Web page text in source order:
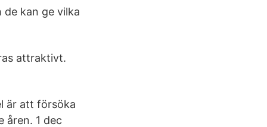
kan ge vilka
attraktivt.
är att försöka
åren. 1 dec